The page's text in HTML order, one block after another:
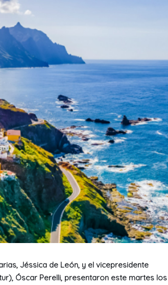
Jéssica de León, y el vicepresidente
Óscar Perelli, presentaron este martes los